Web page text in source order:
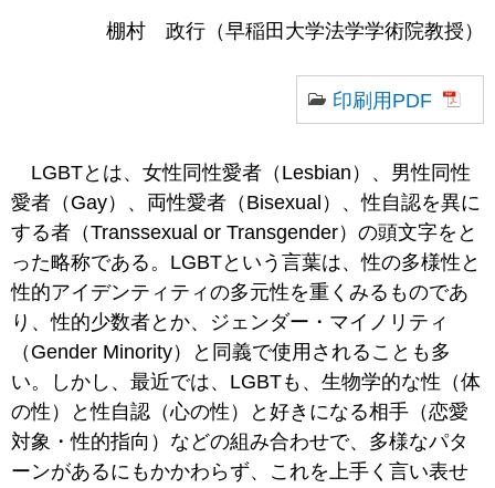
棚村 政行（早稲田大学法学学術院教授）
印刷用PDF
LGBTとは、女性同性愛者（Lesbian）、男性同性
愛者（Gay）、両性愛者（Bisexual）、性自認を異に
する者（Transsexual or Transgender）の頭文字をと
った略称である。LGBTという言葉は、性の多様性と
性的アイデンティティの多元性を重くみるものであ
り、性的少数者とか、ジェンダー・マイノリティ
（Gender Minority）と同義で使用されることも多
い。しかし、最近では、LGBTも、生物学的な性（体
の性）と性自認（心の性）と好きになる相手（恋愛
対象・性的指向）などの組み合わせで、多様なパタ
ーンがあるにもかかわらず、これを上手く言い表せ